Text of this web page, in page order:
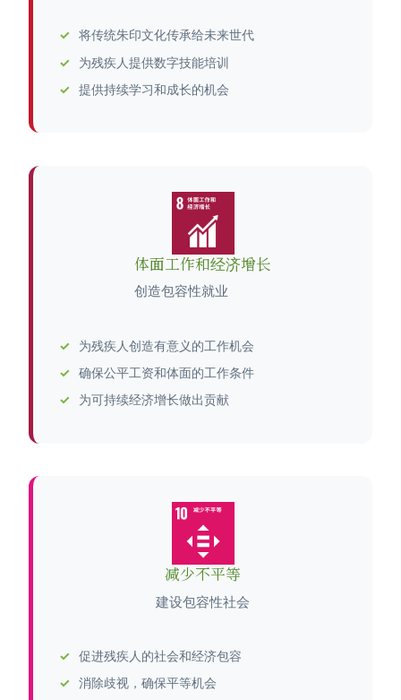
将传统朱印文化传承给未来世代
为残疾人提供数字技能培训
提供持续学习和成长的机会
体面工作和经济增长
创造包容性就业
为残疾人创造有意义的工作机会
确保公平工资和体面的工作条件
为可持续经济增长做出贡献
减少不平等
建设包容性社会
促进残疾人的社会和经济包容
消除歧视，确保平等机会